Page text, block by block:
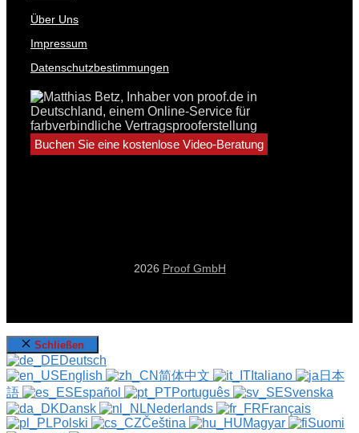
Über Uns
Impressum
Datenschutzbestimmungen
Buchen Sie eine kostenlose Video-Beratung
2026 Proof GmbH
Schließen
Deutsch
English
简体中文 Italiano
日本
語
Español Português
Svenska
Dansk
Nederlands
Français
Polski
Čeština Magyar
Suomi